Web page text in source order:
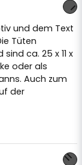
und dem Text
Tüten
ca. 25 x 11 x
oder als
Auch zum
der